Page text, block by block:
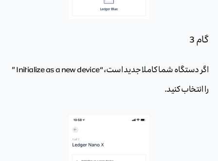
گام 3
اگر دستگاه شما کاملا جدید است، “Initialize as a new device ”
را انتخاب کنید.